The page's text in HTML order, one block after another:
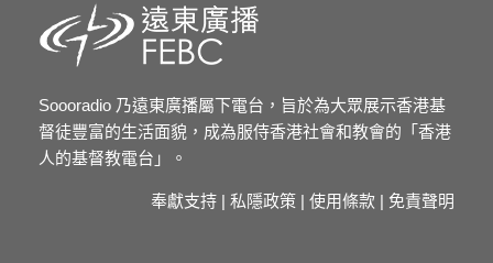
Soooradio 乃遠東廣播屬下電台，旨於為大眾展示香港基
督徒豐富的生活面貌，成為服侍香港社會和教會的「香港
人的基督教電台」。
奉獻支持 | 私隱政策 | 使用條款 | 免責聲明